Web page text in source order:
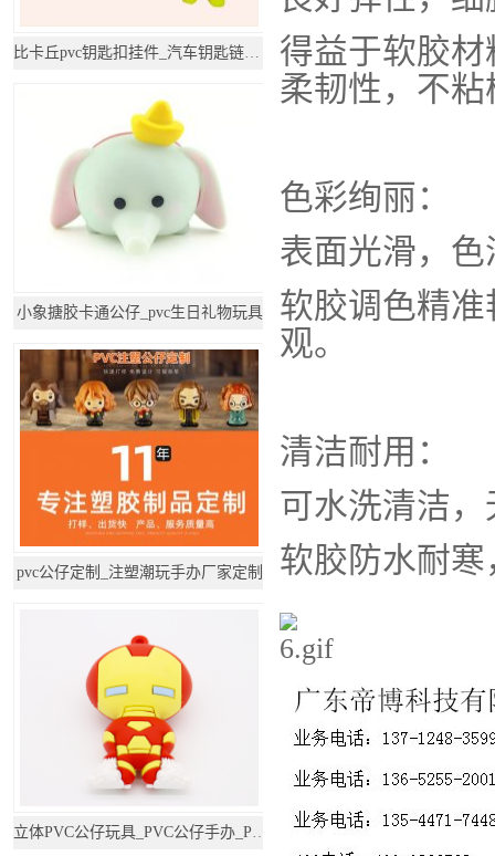
得益于软胶
柔韧性，不粘
色彩绚丽：
表面光滑，
软胶调色精
观。
清洁耐用：
可水洗清洁
软胶防水耐
比卡丘pvc钥匙扣挂件_汽车钥匙链公仔挂饰
小象搪胶卡通公仔_pvc生日礼物玩具
pvc公仔定制_注塑潮玩手办厂家定制
立体PVC公仔玩具_PVC公仔手办_PVC公仔厂家